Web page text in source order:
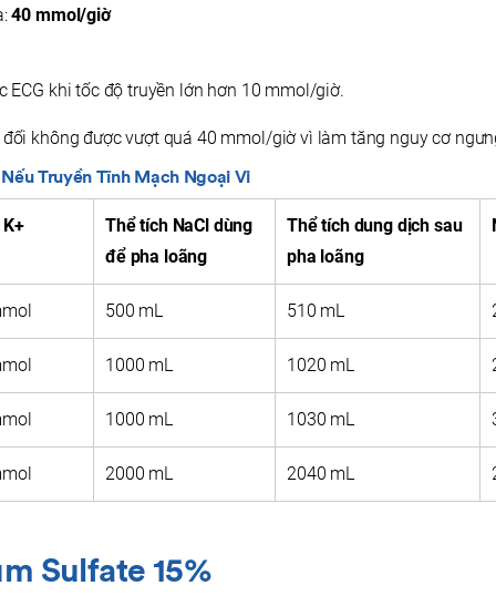
40 mmol/giờ
ECG khi tốc độ truyền lớn hơn 10 mmol/giờ.
không được vượt quá 40 mmol/giờ vì làm tăng nguy cơ
Truyền Tĩnh Mạch Ngoại Vi
Thể tích NaCl dùng
để pha loãng
Thể tích dung dịch sau
pha loãng
500 mL 510 mL
1000 mL 1020 mL
1000 mL 1030 mL
2000 mL 2040 mL
Sulfate 15%